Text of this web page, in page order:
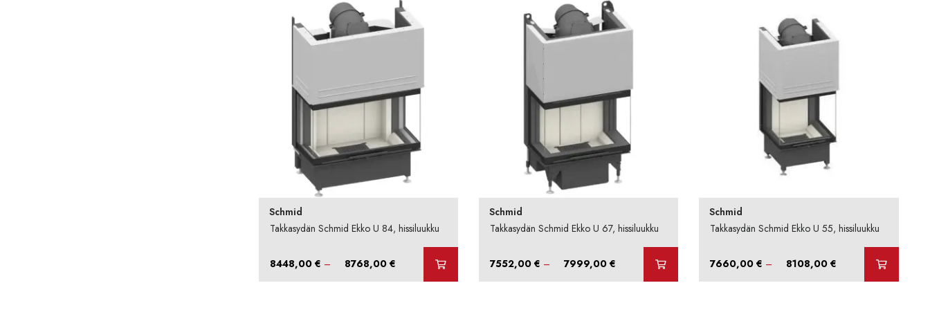
Schmid
Takkasydän Schmid Ekko U 84, hissiluukku
8448,00 € – 8768,00 €Hintaluokka:
Schmid
Takkasydän Schmid Ekko U 67, hissiluukku
7552,00 € – 7999,00 €Hintaluokka:
Schmid
Takkasydän Schmid Ekko U 55, hissiluukku
7660,00€ – 8108,00€ Hintaluokka: